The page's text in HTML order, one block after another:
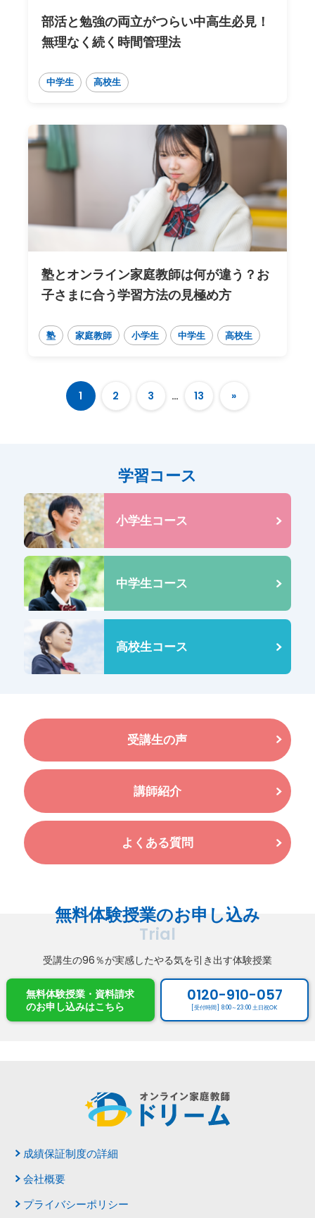
部活と勉強の両立がつらい中高生必見！
無理なく続く時間管理法
中学生 高校生
塾とオンライン家庭教師は何が違う？お
子さまに合う学習方法の見極め方
塾 家庭教師 小学生 中学生 高校生
1 2 3 … 13 »
学習コース
小学生コース
中学生コース
高校生コース
受講生の声
講師紹介
よくある質問
無料体験授業のお申し込み
Trial
受講生の96％が実感したやる気を引き出す体験授業
無料体験授業・資料請求
のお申し込みはこちら
0120-910-057
[受付時間] 8:00～23:00 土日祝OK
成績保証制度の詳細
会社概要
プライバシーポリシー